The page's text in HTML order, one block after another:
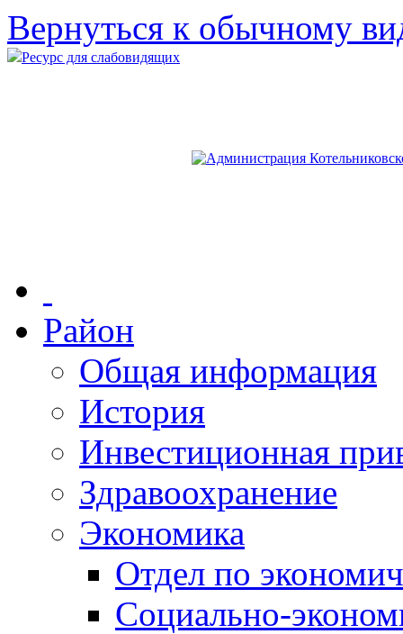
Вернуться к обычному
Ресурс для слабовидящих
Район
Общая информация
История
Инвестиционная
Здравоохранение
Экономика
Отдел по
Социально-